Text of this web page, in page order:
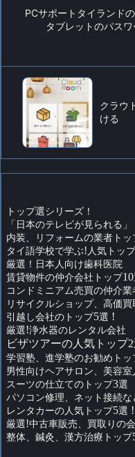
PCサポートタイランド
タブレットのパス
クラウ
ける
トップ選シリーズ！
「日本のテレビが見られる
内装、リフォームの業者トッ
タイ語学校で学ぶ! 人気トップ
厳選！日本人向け歯科医院
賃貸物件の仲介会社トップ10
コンドミニアム売買の仲介
リサイクルショップ、高価
引越し会社のトップ5選 !
厳選!浄水器のレンタル会社
ビザツアーの人気トップ
学習塾、進学塾のお勧めトッ
男性向けヘアサロン、美容
スーツの仕立てのトップ3選
パソコン修理、ネット接続
レンタカーの人気トップ5選 !
厳選!中古車販売、買取りの
整体、鍼灸、漢方治療トップ